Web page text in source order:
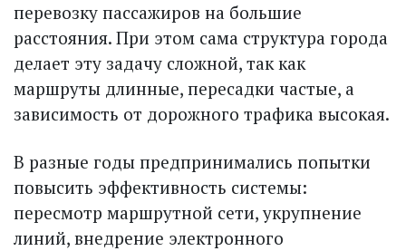
перевозку пассажиров на большие
расстояния. При этом сама структура города
делает эту задачу сложной, так как
маршруты длинные, пересадки частые, а
зависимость от дорожного трафика высокая.
В разные годы предпринимались попытки
повысить эффективность системы:
пересмотр маршрутной сети, укрупнение
линий, внедрение электронного